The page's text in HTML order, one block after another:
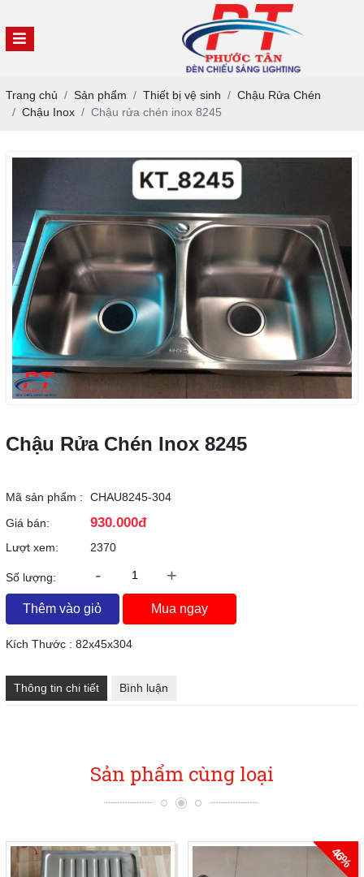
Trang chủ Sản phẩm Thiết bị vệ sinh
Chậu Rửa Chén
Chậu Inox
Chậu rửa chén inox 8245
Chậu Rửa Chén Inox 8245
Mã sản phẩm :
CHAU8245-304
Giá bán:
930.000đ
Lượt xem: 2370
Số lượng: - +
Thêm vào giỏ Mua ngay
Kích Thước : 82x45x304
Thông tin chi tiết Bình luận
Sản phẩm cùng loại
46%